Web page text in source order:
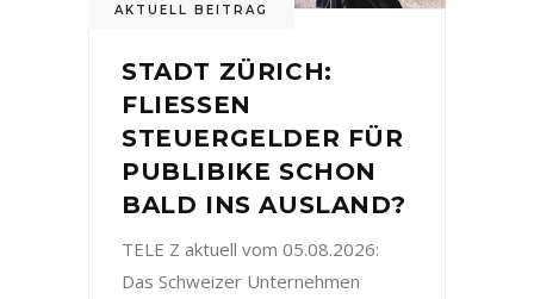
AKTUELL BEITRAG
STADT ZÜRICH:
FLIESSEN
STEUERGELDER FÜR
PUBLIBIKE SCHON
BALD INS AUSLAND?
TELE Z aktuell vom 05.08.2026:
Das Schweizer Unternehmen